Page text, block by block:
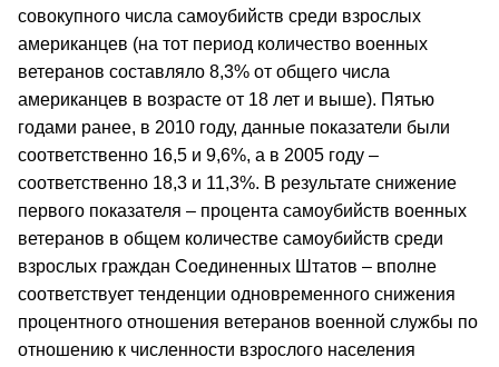
совокупного числа самоубийств среди взрослых
американцев (на тот период количество военных
ветеранов составляло 8,3% от общего числа
американцев в возрасте от 18 лет и выше). Пятью
годами ранее, в 2010 году, данные показатели были
соответственно 16,5 и 9,6%, а в 2005 году –
соответственно 18,3 и 11,3%. В результате снижение
первого показателя – процента самоубийств военных
ветеранов в общем количестве самоубийств среди
взрослых граждан Соединенных Штатов – вполне
соответствует тенденции одновременного снижения
процентного отношения ветеранов военной службы по
отношению к численности взрослого населения